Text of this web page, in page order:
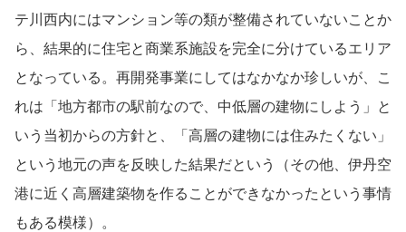
テ川西内にはマンション等の類が整備されていないことか
ら、結果的に住宅と商業系施設を完全に分けているエリア
となっている。再開発事業にしてはなかなか珍しいが、こ
れは「地方都市の駅前なので、中低層の建物にしよう」と
いう当初からの方針と、「高層の建物には住みたくない」
という地元の声を反映した結果だという（その他、伊丹空
港に近く高層建築物を作ることができなかったという事情
もある模様）。